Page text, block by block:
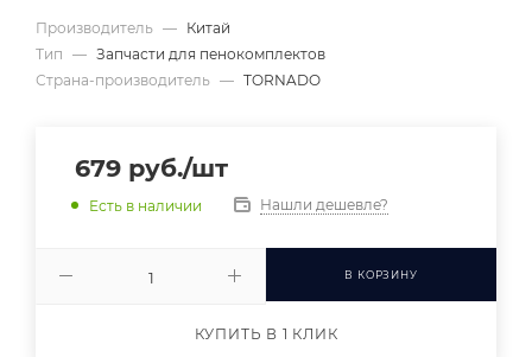
Производитель — Китай
Тип — Запчасти для пенокомплектов
Страна-производитель — TORNADO
679 руб./шт
Есть в наличии Нашли дешевле?
В КОРЗИНУ
КУПИТЬ В 1 КЛИК